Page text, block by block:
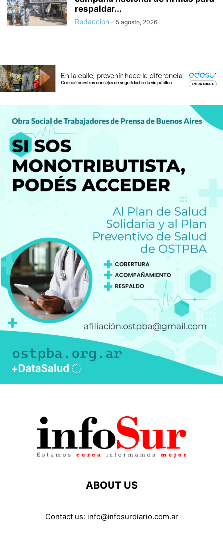
respaldar...
Redaccion - 5 agosto, 2026
ABOUT US
Contact us: info@infosurdiario.com.ar